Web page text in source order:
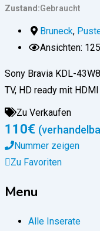
Zustand Gebraucht
Bruneck,
Ansichten: 125
Sony Bravia KDL-
TV, HD ready mit
Zu Verkaufen
110€
Nummer zeigen
Zu Favoriten
Menu
Alle Inserate